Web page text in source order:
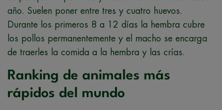
año. Suelen poner entre tres y cuatro huevos.
Durante los primeros 8 a 12 días la hembra cubre
los pollos permanentemente y el macho se encarga
de traerles la comida a la hembra y las crías.
Ranking de animales más
rápidos del mundo